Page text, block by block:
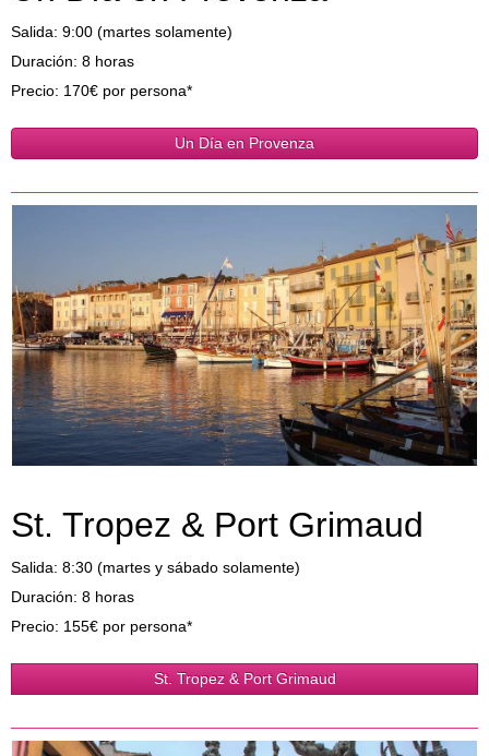
Salida: 9:00 (martes solamente)
Duración: 8 horas
Precio: 170€ por persona*
Un Día en Provenza
St. Tropez & Port Grimaud
Salida: 8:30 (martes y sábado solamente)
Duración: 8 horas
Precio: 155€ por persona*
St. Tropez & Port Grimaud